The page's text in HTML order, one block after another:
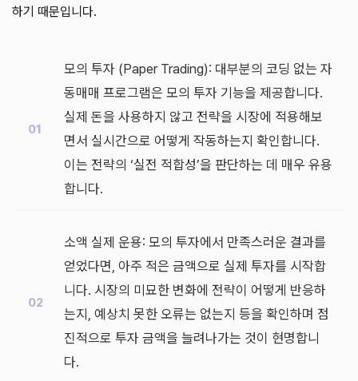
하기 때문입니다.
모의 투자 (Paper Trading): 대부분의 코딩 없는 자
동매매 프로그램은 모의 투자 기능을 제공합니다.
실제 돈을 사용하지 않고 전략을 시장에 적용해보
면서 실시간으로 어떻게 작동하는지 확인합니다.
이는 전략의 ‘실전 적합성’을 판단하는 데 매우 유용
합니다.
소액 실제 운용: 모의 투자에서 만족스러운 결과를
얻었다면, 아주 적은 금액으로 실제 투자를 시작합
니다. 시장의 미묘한 변화에 전략이 어떻게 반응하
는지, 예상치 못한 오류는 없는지 등을 확인하며 점
진적으로 투자 금액을 늘려나가는 것이 현명합니
다.